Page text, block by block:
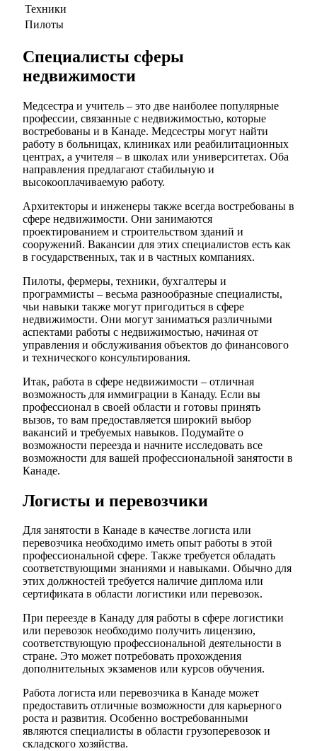
Техники
Пилоты
Специалисты сферы
недвижимости
Медсестра и учитель – это две наиболее популярные
профессии, связанные с недвижимостью, которые
востребованы и в Канаде. Медсестры могут найти
работу в больницах, клиниках или реабилитационных
центрах, а учителя – в школах или университетах. Оба
направления предлагают стабильную и
высокооплачиваемую работу.
Архитекторы и инженеры также всегда востребованы в
сфере недвижимости. Они занимаются
проектированием и строительством зданий и
сооружений. Вакансии для этих специалистов есть как
в государственных, так и в частных компаниях.
Пилоты, фермеры, техники, бухгалтеры и
программисты – весьма разнообразные специалисты,
чьи навыки также могут пригодиться в сфере
недвижимости. Они могут заниматься различными
аспектами работы с недвижимостью, начиная от
управления и обслуживания объектов до финансового
и технического консультирования.
Итак, работа в сфере недвижимости – отличная
возможность для иммиграции в Канаду. Если вы
профессионал в своей области и готовы принять
вызов, то вам предоставляется широкий выбор
вакансий и требуемых навыков. Подумайте о
возможности переезда и начните исследовать все
возможности для вашей профессиональной занятости в
Канаде.
Логисты и перевозчики
Для занятости в Канаде в качестве логиста или
перевозчика необходимо иметь опыт работы в этой
профессиональной сфере. Также требуется обладать
соответствующими знаниями и навыками. Обычно для
этих должностей требуется наличие диплома или
сертификата в области логистики или перевозок.
При переезде в Канаду для работы в сфере логистики
или перевозок необходимо получить лицензию,
соответствующую профессиональной деятельности в
стране. Это может потребовать прохождения
дополнительных экзаменов или курсов обучения.
Работа логиста или перевозчика в Канаде может
предоставить отличные возможности для карьерного
роста и развития. Особенно востребованными
являются специалисты в области грузоперевозок и
складского хозяйства.